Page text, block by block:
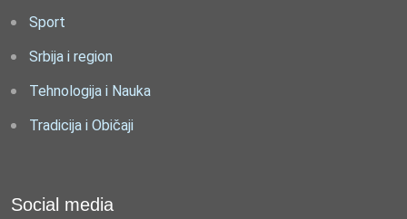
Sport
Srbija i region
Tehnologija i Nauka
Tradicija i Običaji
Social media